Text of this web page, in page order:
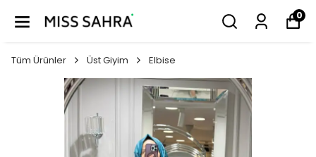
0
Tüm Ürünler Üst Giyim Elbise